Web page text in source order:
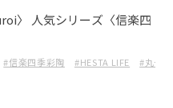
〉 人気シリーズ〈信楽四
#信楽四季彩陶 #HESTA LIFE #丸十